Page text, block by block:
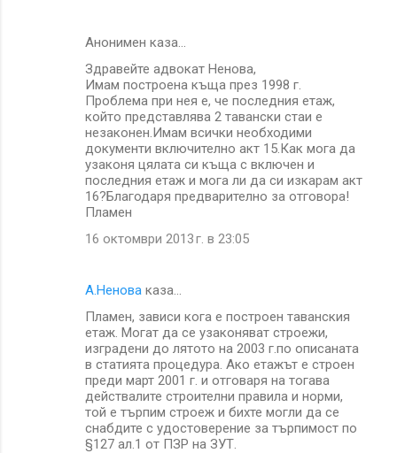
Анонимен каза…
Здравейте адвокат Ненова,
Имам построена къща през 1998 г.
Проблема при нея е, че последния етаж,
който представлява 2 тавански стаи е
незаконен.Имам всички необходими
документи включително акт 15.Как мога да
узаконя цялата си къща с включен и
последния етаж и мога ли да си изкарам акт
16?Благодаря предварително за отговора!
Пламен
16 октомври 2013 г. в 23:05
А.Ненова каза…
Пламен, зависи кога е построен таванския
етаж. Могат да се узаконяват строежи,
изградени до лятото на 2003 г.по описаната
в статията процедура. Ако етажът е строен
преди март 2001 г. и отговаря на тогава
действалите строителни правила и норми,
той е търпим строеж и бихте могли да се
снабдите с удостоверение за търпимост по
§127 ал.1 от ПЗР на ЗУТ.